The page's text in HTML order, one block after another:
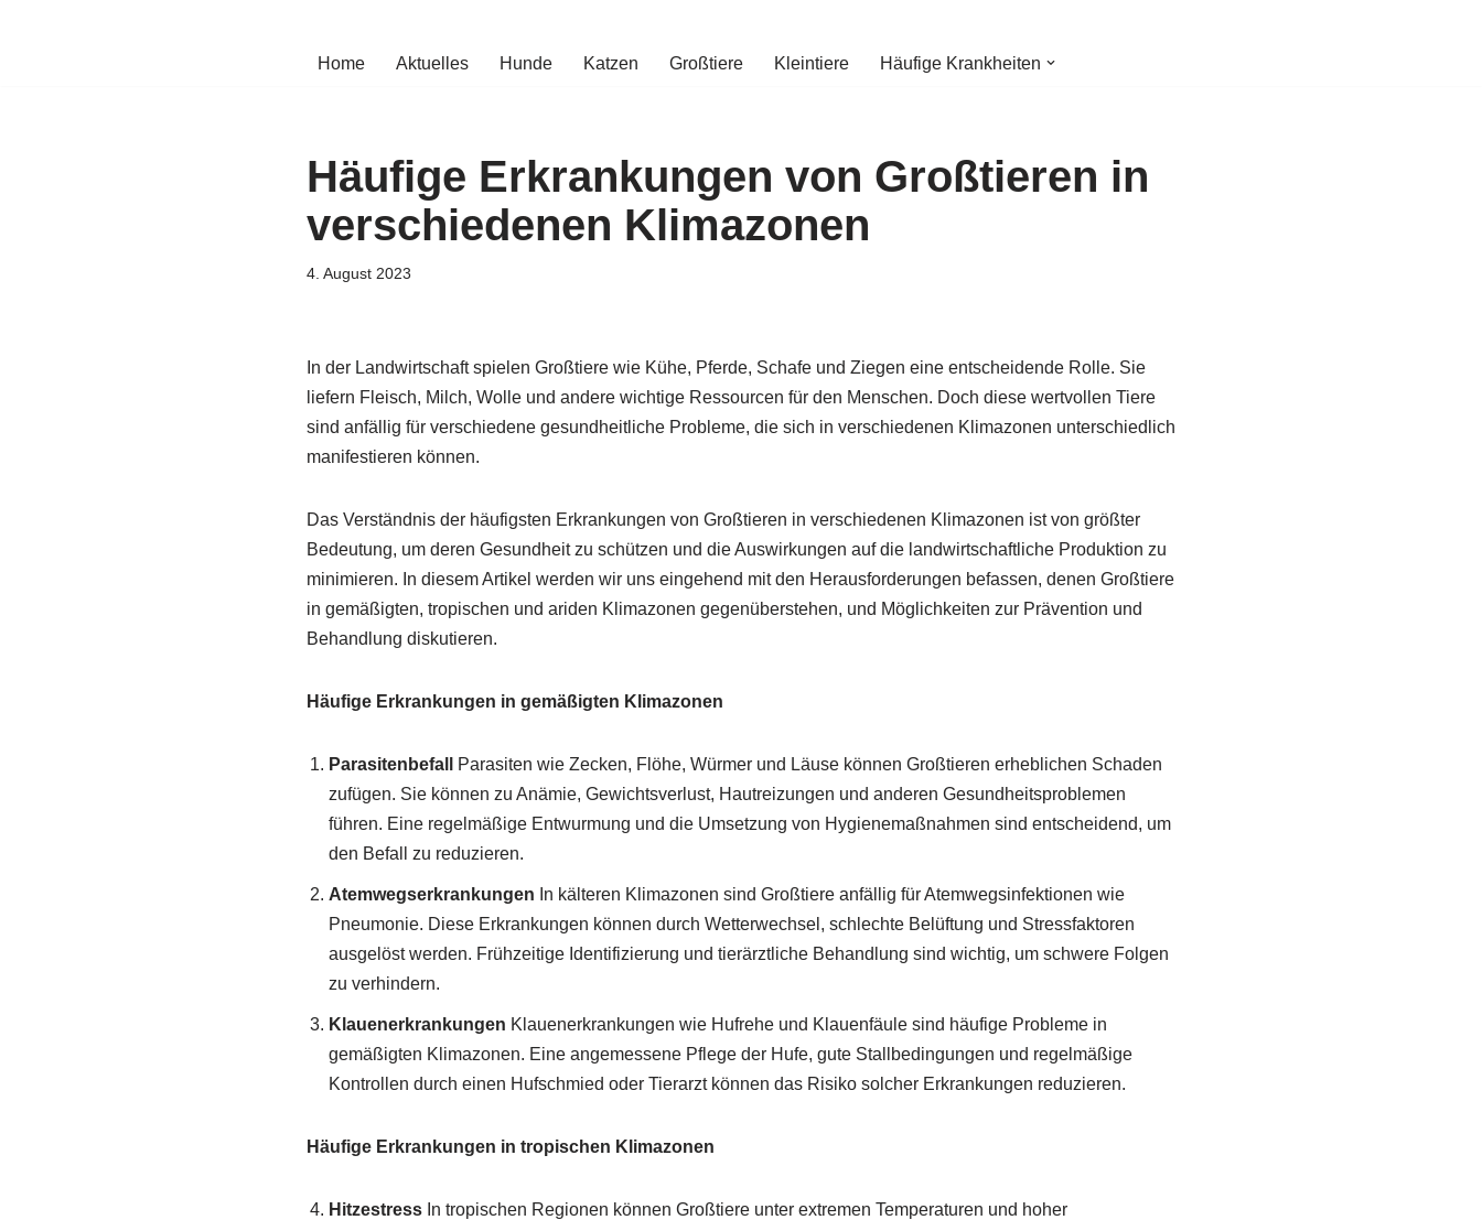
Home Aktuelles Hunde Katzen Großtiere Kleintiere Häufige Krankheiten
Häufige Erkrankungen von Großtieren in
verschiedenen Klimazonen
4. August 2023
In der Landwirtschaft spielen Großtiere wie Kühe, Pferde, Schafe und Ziegen eine entscheidende Rolle. Sie
liefern Fleisch, Milch, Wolle und andere wichtige Ressourcen für den Menschen. Doch diese wertvollen Tiere
sind anfällig für verschiedene gesundheitliche Probleme, die sich in verschiedenen Klimazonen unterschiedlich
manifestieren können.
Das Verständnis der häufigsten Erkrankungen von Großtieren in verschiedenen Klimazonen ist von größter
Bedeutung, um deren Gesundheit zu schützen und die Auswirkungen auf die landwirtschaftliche Produktion zu
minimieren. In diesem Artikel werden wir uns eingehend mit den Herausforderungen befassen, denen Großtiere
in gemäßigten, tropischen und ariden Klimazonen gegenüberstehen, und Möglichkeiten zur Prävention und
Behandlung diskutieren.
Häufige Erkrankungen in gemäßigten Klimazonen
Parasitenbefall
Parasiten wie Zecken, Flöhe, Würmer und Läuse können Großtieren erheblichen Schaden
zufügen. Sie können zu Anämie, Gewichtsverlust, Hautreizungen und anderen Gesundheitsproblemen
führen. Eine regelmäßige Entwurmung und die Umsetzung von Hygienemaßnahmen sind entscheidend, um
den Befall zu reduzieren.
Atemwegserkrankungen In kälteren Klimazonen sind Großtiere anfällig für Atemwegsinfektionen wie
Pneumonie. Diese Erkrankungen können durch Wetterwechsel, schlechte Belüftung und Stressfaktoren
ausgelöst werden. Frühzeitige Identifizierung und tierärztliche Behandlung sind wichtig, um schwere Folgen
zu verhindern.
Klauenerkrankungen Klauenerkrankungen wie Hufrehe und Klauenfäule sind häufige Probleme in
gemäßigten Klimazonen. Eine angemessene Pflege der Hufe, gute Stallbedingungen und regelmäßige
Kontrollen durch einen Hufschmied oder Tierarzt können das Risiko solcher Erkrankungen reduzieren.
Häufige Erkrankungen in tropischen Klimazonen
HitzestressIn tropischen Regionen können Großtiere unter extremen Temperaturen und hoher